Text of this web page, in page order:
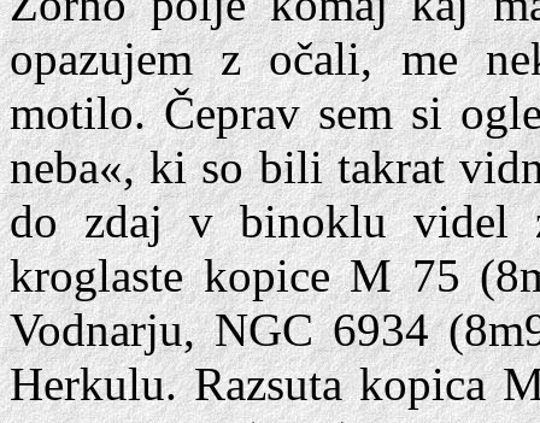
opazujem z očali, me
motilo. Čeprav sem si
neba«, ki so bili takrat
do zdaj v binoklu videl
kroglaste kopice M 75
Vodnarju, NGC 6934
Herkulu. Razsuta kopica